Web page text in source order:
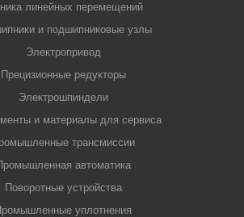
линейных перемещений
и подшипниковые узлы
Электропривод
Прецизионные редукторы
Электрошпиндели
и материалы для сервиса
трансмиссии
автоматика
Поворотные устройства
уплотнения